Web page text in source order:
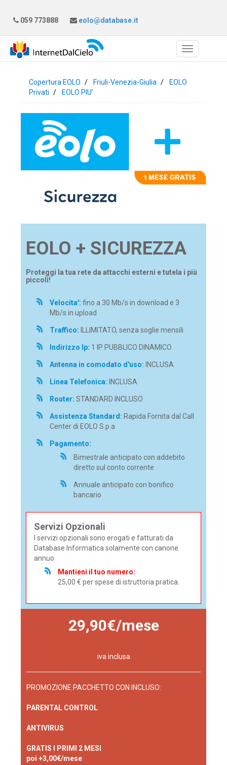
059 773888 eolo@database.it
Copertura EOLO Friuli-Venezia-Giulia
EOLO
Privati
EOLO PIU'
EOLO + SICUREZZA
Proteggi la tua rete da attacchi esterni e tutela i più
piccoli!
Velocita': fino a 30 Mb/s in download e 3
Mb/s in upload
Traffico: ILLIMITATO, senza soglie mensili
Indirizzo Ip: 1 IP PUBBLICO DINAMICO
Antenna in comodato d'uso: INCLUSA
Linea Telefonica: INCLUSA
Router: STANDARD INCLUSO
Assistenza Standard: Rapida Fornita dal Call
Center di EOLO S.p.a
Pagamento:
Bimestrale anticipato con addebito
diretto sul conto corrente
Annuale anticipato con bonifico
bancario
Servizi Opzionali
I servizi opzionali sono erogati e fatturati da
Database Informatica solamente con canone
annuo
Mantieni il tuo numero:
25,00 € per spese di istruttoria pratica.
29,90€/mese
iva inclusa
PROMOZIONE PACCHETTO CON INCLUSO:
PARENTAL CONTROL
ANTIVIRUS
GRATIS I PRIMI 2 MESI
poi +3,00€/mese